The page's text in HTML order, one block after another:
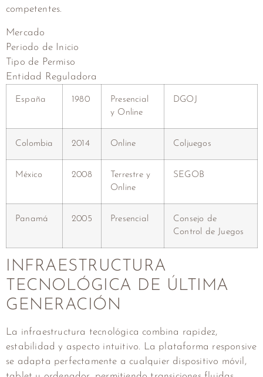
competentes.
Mercado
Periodo de Inicio
Tipo de Permiso
Entidad Reguladora
España 1980
Presencial
y Online
DGOJ
Colombia 2014 Online Coljuegos
México 2008
Terrestre y
Online
SEGOB
Panamá 2005 Presencial
Consejo de
Control de Juegos
INFRAESTRUCTURA
TECNOLÓGICA DE ÚLTIMA
GENERACIÓN
La infraestructura tecnológica combina rapidez,
estabilidad y aspecto intuitivo. La plataforma responsive
se adapta perfectamente a cualquier dispositivo móvil,